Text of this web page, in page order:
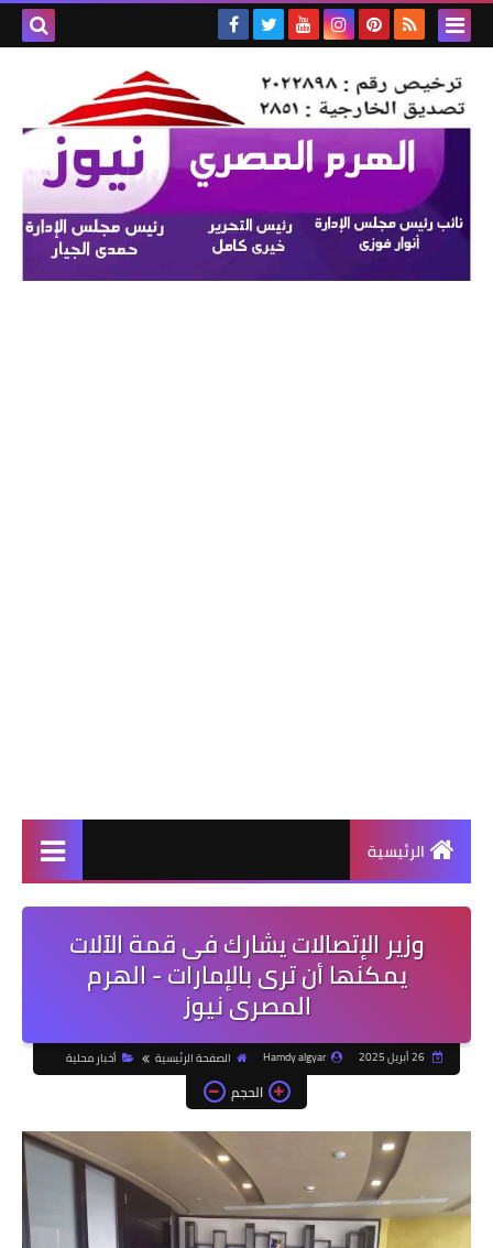
الرئيسية
وزير الإتصالات يشارك فى قمة الآلات
يمكنها أن ترى بالإمارات - الهرم
المصرى نيوز
Hamdy algyar الصفحة الرئيسية أخبار محلية
الحجم